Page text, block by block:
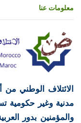
معلومات عنا
الائتلاف الوطني من
مدنية وغير حكومية
والمؤمنين بدور